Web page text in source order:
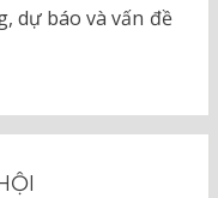
dự báo và vấn đề